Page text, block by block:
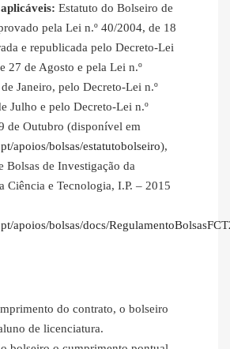
Estatuto do Bolseiro de
pela Lei n.º 40/2004, de 18
e republicada pelo Decreto-Lei
27 de Agosto e pela Lei n.º
Janeiro, pelo Decreto-Lei n.º
Julho e pelo Decreto-Lei n.º
de Outubro (disponível em
apoios/bolsas/estatutobolseiro),
Bolsas de Investigação da
Ciência e Tecnologia, I.P. – 2015
apoios/bolsas/docs/
do contrato, o bolseiro
de licenciatura.